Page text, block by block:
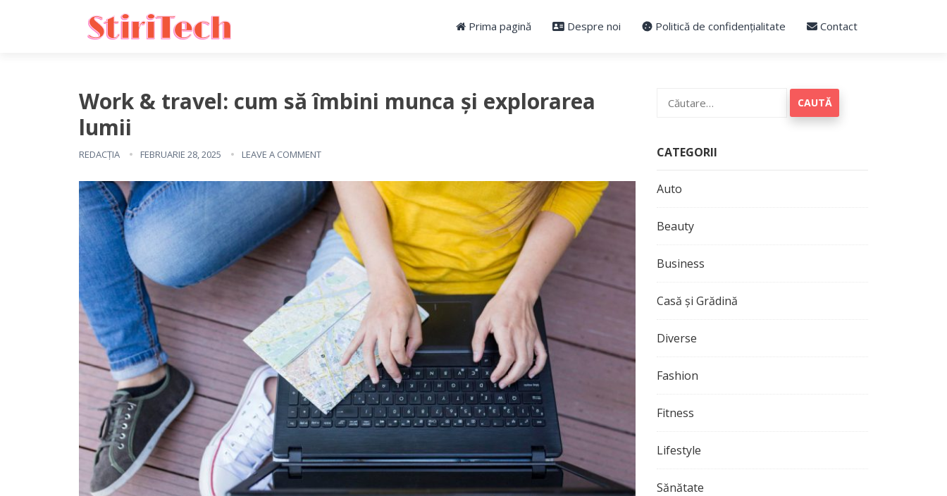
Prima pagină Despre noi Politică de confidențialitate Contact
Work & travel: cum să îmbini munca și explorarea
lumii
REDACȚIA FEBRUARIE 28, 2025 LEAVE A COMMENT
după:
CATEGORII
Auto
Beauty
Business
Casă și Grădină
Diverse
Fashion
Fitness
Lifestyle
Sănătate